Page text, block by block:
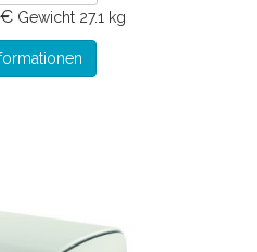
Gewicht 27.1 kg